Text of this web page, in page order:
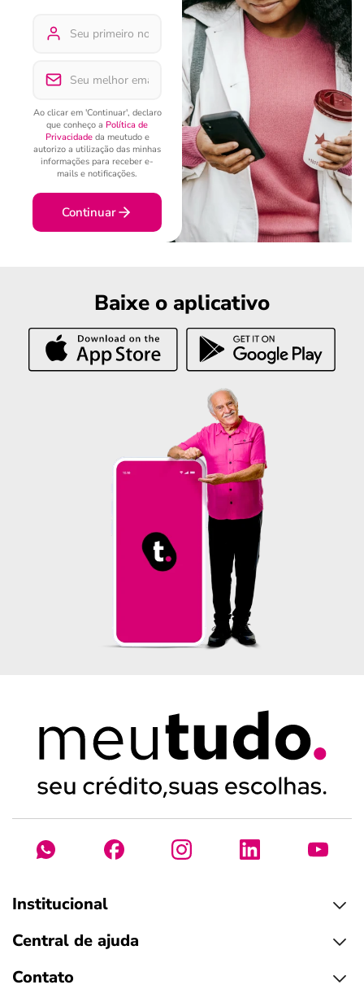
Ao clicar em 'Continuar', declaro
que conheço a Política de
Privacidadeda meutudo e
autorizo a utilização das minhas
informações para receber e-
mails e notificações.
Continuar
Baixe o aplicativo
Institucional
Central de ajuda
Contato